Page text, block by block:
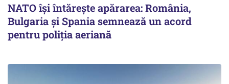
NATO își întărește apărarea: România,
Bulgaria și Spania semnează un acord
pentru poliția aeriană